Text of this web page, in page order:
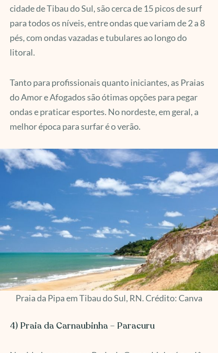
cidade de Tibau do Sul, são cerca de 15 picos de surf
para todos os níveis, entre ondas que variam de 2 a 8
pés, com ondas vazadas e tubulares ao longo do
litoral.
Tanto para profissionais quanto iniciantes, as Praias
do Amor e Afogados são ótimas opções para pegar
ondas e praticar esportes. No nordeste, em geral, a
melhor época para surfar é o verão.
Praia da Pipa em Tibau do Sul, RN. Crédito: Canva
4) Praia da Carnaubinha – Paracuru